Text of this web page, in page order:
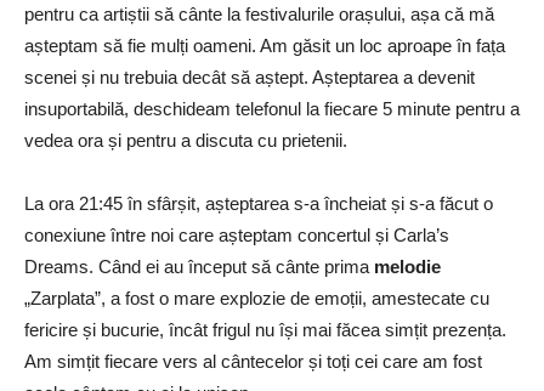
pentru ca artiștii să cânte la festivalurile orașului, așa că mă
așteptam să fie mulți oameni. Am găsit un loc aproape în fața
scenei și nu trebuia decât să aștept. Așteptarea a devenit
insuportabilă, deschideam telefonul la fiecare 5 minute pentru a
vedea ora și pentru a discuta cu prietenii.
La ora 21:45 în sfârșit, așteptarea s-a încheiat și s-a făcut o
conexiune între noi care așteptam concertul și Carla’s
Dreams. Când ei au început să cânte primamelodie
„Zarplata”, a fost o mare explozie de emoții, amestecate cu
fericire și bucurie, încât frigul nu își mai făcea simțit prezența.
Am simțit fiecare vers al cântecelor și toți cei care am fost